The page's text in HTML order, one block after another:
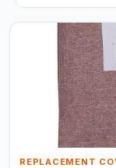
REPLACEMENT